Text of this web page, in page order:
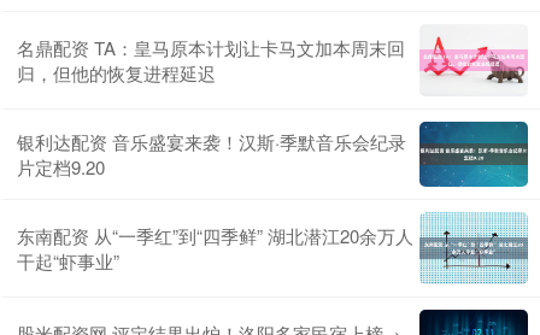
名鼎配资 TA：皇马原本计划让卡马文加本周末回
归，但他的恢复进程延迟
银利达配资 音乐盛宴来袭！汉斯·季默音乐会纪录
片定档9.20
东南配资 从“一季红”到“四季鲜” 湖北潜江20余万人
干起“虾事业”